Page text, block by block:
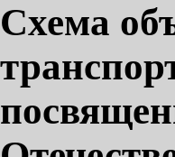
Схема